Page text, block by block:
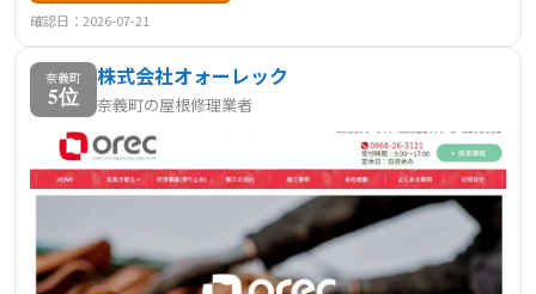
柔軟な対応力を活かし、多種多様なご要望やニーズに応
え、ご満足いただける仕上がりを提供しています。ご相
談・お見積りは無料で承っており、安心価格での施工を心
掛けています。
確認日：2026-07-21
奈義町
5位
株式会社オォーレック
奈義町の屋根修理業者